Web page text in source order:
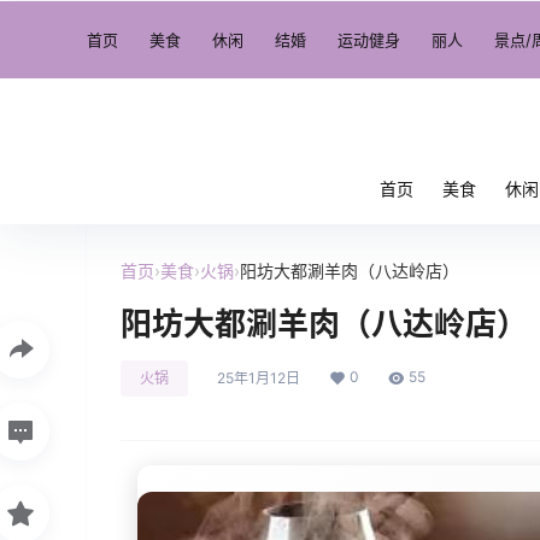
首页 美食 休闲 结婚 运动健身 丽人 景点/
首页 美食 休闲
首页›美食›火锅›阳坊大都涮羊肉（八达岭店）
阳坊大都涮羊肉（八达岭店）
火锅 25年1月12日 0 55